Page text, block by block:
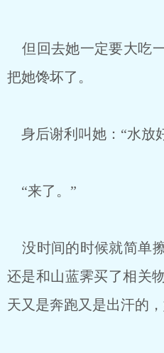
但回去她一定要大吃
把她馋坏了。
身后谢利叫她：“水放
“来了。”
没时间的时候就简单
还是和山蓝霁买了相关
天又是奔跑又是出汗的，